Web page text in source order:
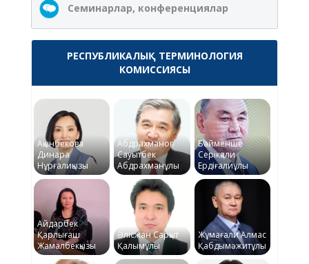
Семинарлар, конференциялар
РЕСПУБЛИКАЛЫҚ ТЕРМИНОЛОГИЯ
КОМИССИЯСЫ
Ақынбекова
Динара
Нұрғалиқызы
Абдрахманов
Сауытбек
Абдрахманұлы
Байменше
Серікқали
Ердіғалиұлы
Айдарбек
Қарлығаш
Жамалбекқызы
Әлісжан Сарқыт
Қалымұлы
Жұмағали Алмас
Қабдымәжитұлы